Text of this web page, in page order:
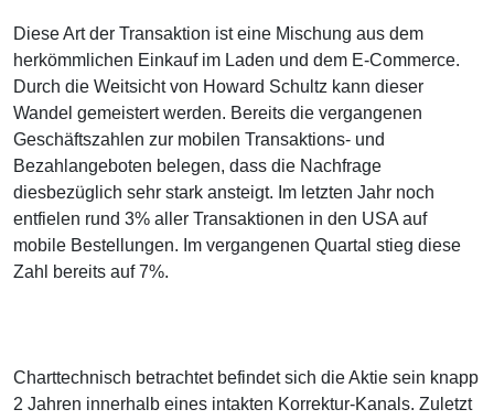
Diese Art der Transaktion ist eine Mischung aus dem
herkömmlichen Einkauf im Laden und dem E-Commerce.
Durch die Weitsicht von Howard Schultz kann dieser
Wandel gemeistert werden. Bereits die vergangenen
Geschäftszahlen zur mobilen Transaktions- und
Bezahlangeboten belegen, dass die Nachfrage
diesbezüglich sehr stark ansteigt. Im letzten Jahr noch
entfielen rund 3% aller Transaktionen in den USA auf
mobile Bestellungen. Im vergangenen Quartal stieg diese
Zahl bereits auf 7%.
Charttechnisch betrachtet befindet sich die Aktie sein knapp
2 Jahren innerhalb eines intakten Korrektur-Kanals. Zuletzt